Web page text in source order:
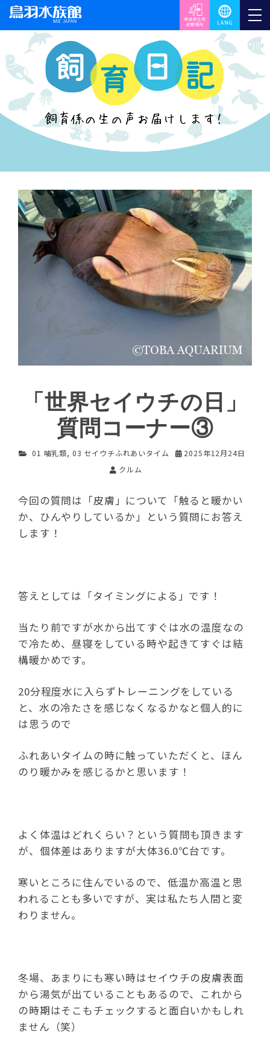
「世界セイウチの日」
質問コーナー③
01 哺乳類, 03 セイウチふれあいタイム
2025年12月24日
クルム
今回の質問は「皮膚」について「触ると暖かい
か、ひんやりしているか」という質問にお答え
します！
答えとしては「タイミングによる」です！
当たり前ですが水から出てすぐは水の温度なの
で冷ため、昼寝をしている時や起きてすぐは結
構暖かめです。
20分程度水に入らずトレーニングをしている
と、水の冷たさを感じなくなるかなと個人的に
は思うので
ふれあいタイムの時に触っていただくと、ほん
のり暖かみを感じるかと思います！
よく体温はどれくらい？という質問も頂きます
が、個体差はありますが大体36.0℃台です。
寒いところに住んでいるので、低温か高温と思
われることも多いですが、実は私たち人間と変
わりません。
冬場、あまりにも寒い時はセイウチの皮膚表面
から湯気が出ていることもあるので、これから
の時期はそこもチェックすると面白いかもしれ
ません（笑）